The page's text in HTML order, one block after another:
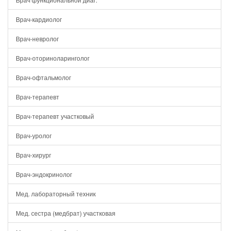
Врач-кардиолог
Врач-невролог
Врач-оториноларинголог
Врач-офтальмолог
Врач-терапевт
Врач-терапевт участковый
Врач-уролог
Врач-хирург
Врач-эндокринолог
Мед. лабораторный техник
Мед. сестра (медбрат) участковая